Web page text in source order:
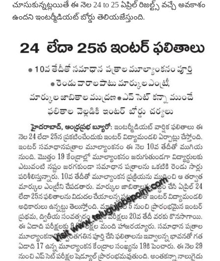
చూసుకున్నట్లయితే ఈ నెల 24 to 25 ఏప్రిల్ రిజల్ట్స్ వచ్చే అవకాశం
ఉందని ఇంటర్మీడియట్ బోర్డు తెలియజేస్తుంది.